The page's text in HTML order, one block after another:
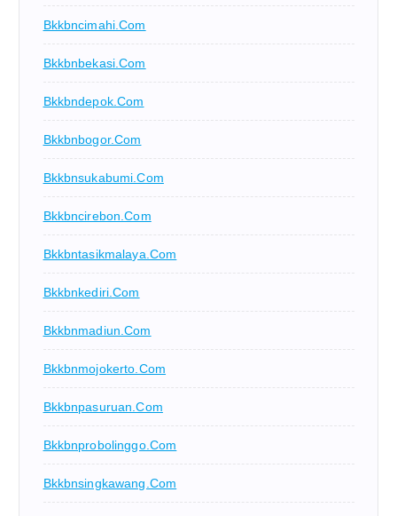
Bkkbncimahi.com
Bkkbnbekasi.com
Bkkbndepok.com
Bkkbnbogor.com
Bkkbnsukabumi.com
Bkkbncirebon.com
Bkkbntasikmalaya.com
Bkkbnkediri.com
Bkkbnmadiun.com
Bkkbnmojokerto.com
Bkkbnpasuruan.com
Bkkbnprobolinggo.com
Bkkbnsingkawang.com